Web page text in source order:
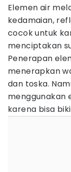
Elemen air
kedamaian,
cocok untuk
menciptakan
Penerapan
menerapkan
dan toska.
menggunakan
karena bisa